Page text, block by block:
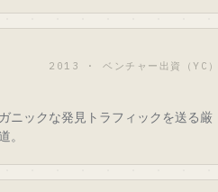
2013 · ベンチャー出資（YC）
ニックな発見トラフィックを送る厳
。